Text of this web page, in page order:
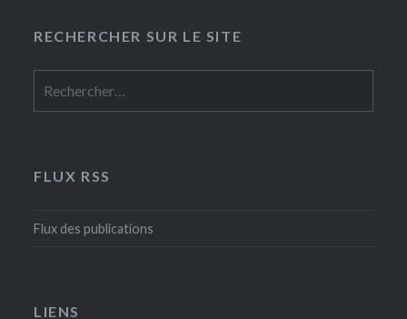
RECHERCHER SUR LE SITE
FLUX RSS
Flux des publications
LIENS